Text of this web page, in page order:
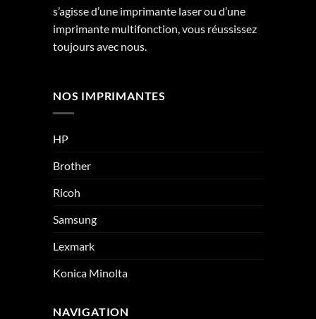
s’agisse d’une imprimante laser ou d’une
imprimante multifonction, vous réussissez
toujours avec nous.
NOS IMPRIMANTES
HP
Brother
Ricoh
Samsung
Lexmark
Konica Minolta
NAVIGATION